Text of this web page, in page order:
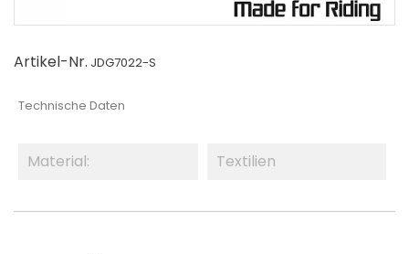
Artikel-Nr. JDG7022-S
Technische Daten
Material: Textilien